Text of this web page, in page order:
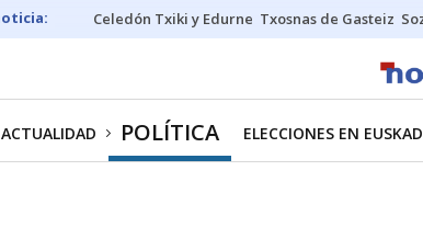
Celedón Txiki y Edurne Txosnas de Gasteiz
ACTUALIDAD POLÍTICA ELECCIONES EN